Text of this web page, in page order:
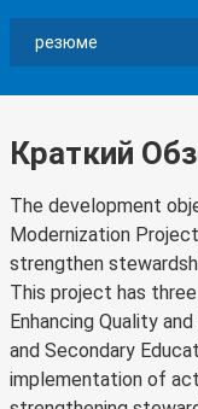
Краткий
The development
Modernization
strengthen
This project has
Enhancing Quality
and Secondary
implementation of